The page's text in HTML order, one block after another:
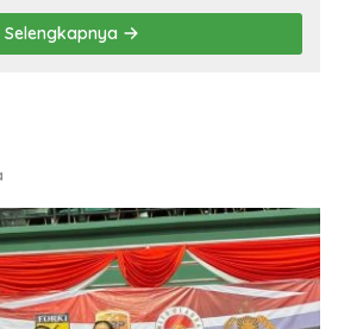
Selengkapnya